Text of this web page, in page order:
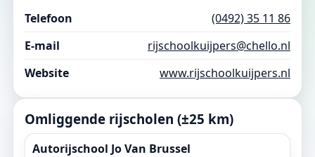
Telefoon
(0492) 35 11 86
E-mail
rijschoolkuijpers@chello.nl
Website
www.rijschoolkuijpers.nl
Omliggende rijscholen (±25 km)
Autorijschool Jo Van Brussel